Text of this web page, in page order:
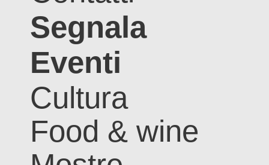
Segnala
Eventi
Cultura
Food & wine